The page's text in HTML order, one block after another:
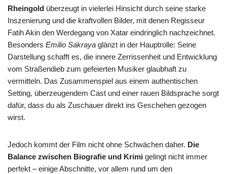
Rheingold überzeugt in vielerlei Hinsicht durch seine starke
Inszenierung und die kraftvollen Bilder, mit denen Regisseur
Fatih Akin den Werdegang von Xatar eindringlich nachzeichnet.
Besonders Emilio Sakraya glänzt in der Hauptrolle: Seine
Darstellung schafft es, die innere Zerrissenheit und Entwicklung
vom Straßendieb zum gefeierten Musiker glaubhaft zu
vermitteln. Das Zusammenspiel aus einem authentischen
Setting, überzeugendem Cast und einer rauen Bildsprache sorgt
dafür, dass du als Zuschauer direkt ins Geschehen gezogen
wirst.
Jedoch kommt der Film nicht ohne Schwächen daher. Die
Balance zwischen Biografie und Krimi gelingt nicht immer
perfekt – einige Abschnitte, vor allem rund um den